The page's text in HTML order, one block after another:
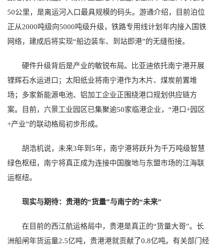
50公里，是离运河入口最具规模的码头。游通介绍，目前泊位
正从2000吨级向5000吨级升级，铁路专用线计划年内接入国铁
网络，建成后将实现“船边装车、到站即港”的无缝衔接。
硬件升级背后是产业的敏锐布局。比亚迪依托南宁港开展
锂辉石水运进口；太阳纸业将南宁港作为木片、煤炭前置堆
场；多家新能源电池、铝加工企业正围绕港口规划供应链方
案。目前，六景工业园区已集聚逾50家临港企业，“港口+园区
+产业”的联动格局初步形成。
胡浩机说，未来3年到5年，南宁港将跃升为千万吨级智慧
绿色枢纽，南宁将真正成为连接中国腹地与东盟市场的江海联
运枢纽。
现实与期待：贵港的“货量”与南宁的“未来”
在目前的西江航运格局中，贵港是真正的“货量大哥”。长
洲船闸年货运量2.5亿吨，贵港港就贡献了0.8亿吨。有关部门经